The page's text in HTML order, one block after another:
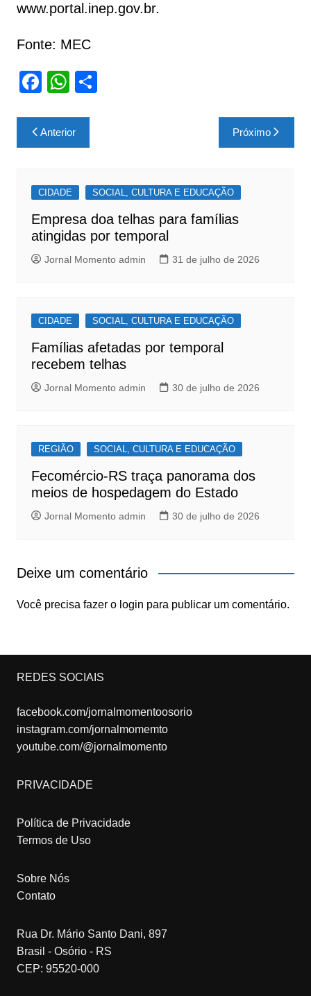
www.portal.inep.gov.br.
Fonte: MEC
F
c
e
o
o
k
W
at
s
p
p
S
Navegação
de
Anterior Próximo
CIDADE SOCIAL, CULTURA E EDUCAÇÃO
Empresa doa telhas para famílias
atingidas por temporal
Jornal Momento admin 31 de julho de 2026
CIDADE SOCIAL, CULTURA E EDUCAÇÃO
Famílias afetadas por temporal
recebem telhas
Jornal Momento admin 30 de julho de 2026
REGIÃO SOCIAL, CULTURA E EDUCAÇÃO
Fecomércio-RS traça panorama dos
meios de hospedagem do Estado
Jornal Momento admin 30 de julho de 2026
Deixe um comentário
Você precisa fazer o login para publicar um comentário.
REDES SOCIAIS
facebook.com/jornalmomentoosorio
instagram.com/jornalmomemto
youtube.com/@jornalmomento
PRIVACIDADE
Política de Privacidade
Termos de Uso
Sobre Nós
Contato
Rua Dr. Mário Santo Dani, 897
Brasil - Osório - RS
CEP: 95520-000